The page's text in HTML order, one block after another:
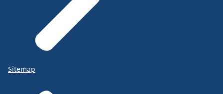
Sitemap